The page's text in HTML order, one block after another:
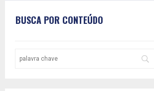
BUSCA POR CONTEÚDO